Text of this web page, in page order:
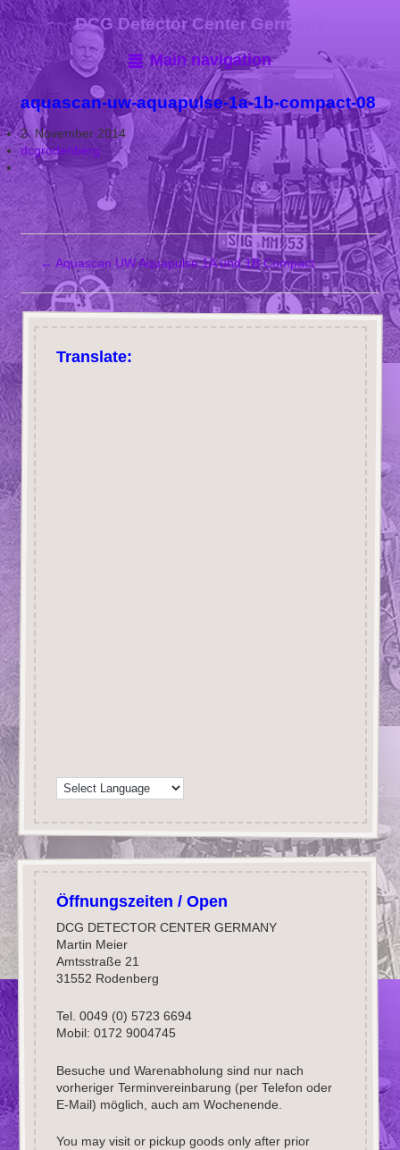
DCG Detector Center Germany
Main navigation
aquascan-uw-aquapulse-1a-1b-compact-08
2. November 2014
dcgrodenberg
← Aquascan UW Aquapulse 1A und 1B Compact
Translate:
Öffnungszeiten / Open
DCG DETECTOR CENTER GERMANY
Martin Meier
Amtsstraße 21
31552 Rodenberg
Tel. 0049 (0) 5723 6694
Mobil: 0172 9004745
Besuche und Warenabholung sind nur nach
vorheriger Terminvereinbarung (per Telefon oder
E-Mail) möglich, auch am Wochenende.
You may visit or pickup goods only after prior